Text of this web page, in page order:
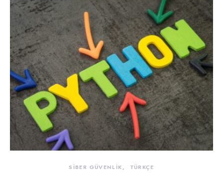
SİBER GÜVENLİK TÜRKÇE